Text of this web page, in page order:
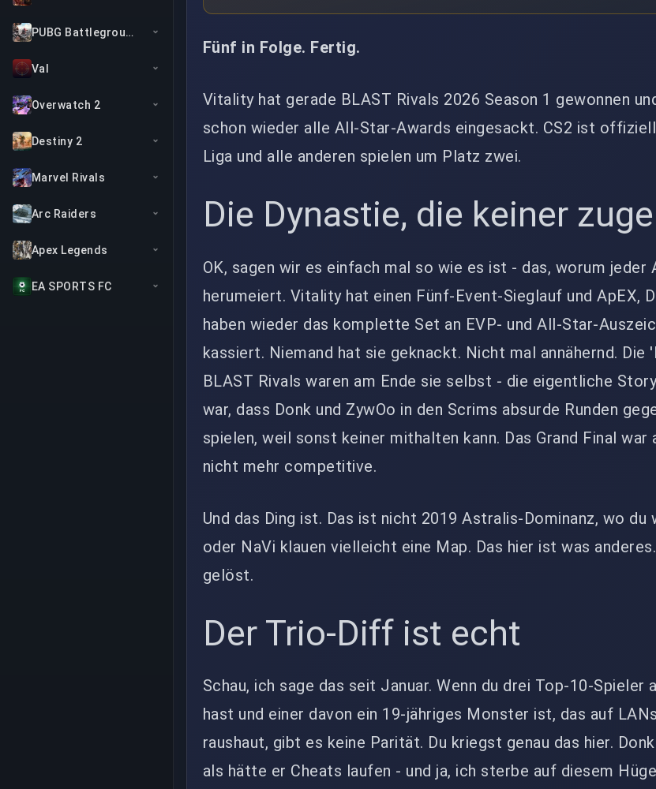
PUBG Battlegrounds
Val
Overwatch 2
Destiny 2
Marvel Rivals
Arc Raiders
Apex Legends
EA SPORTS FC
Fünf in Folge. Fertig.
Vitality hat gerade BLAST Rivals 2026 Season 1 gewonnen
schon wieder alle All-Star-Awards eingesackt. CS2 ist
Liga und alle anderen spielen um Platz zwei.
Die Dynastie, die keiner
OK, sagen wir es einfach mal so wie es ist - das, worum jeder
herumeiert. Vitality hat einen Fünf-Event-Sieglauf und ApEX,
haben wieder das komplette Set an EVP- und All-Star-
kassiert. Niemand hat sie geknackt. Nicht mal annähernd. Die
BLAST Rivals waren am Ende sie selbst - die eigentliche
war, dass Donk und ZywOo in den Scrims absurde Runden
spielen, weil sonst keiner mithalten kann. Das Grand Final war
nicht mehr competitive.
Und das Ding ist. Das ist nicht 2019 Astralis-Dominanz, wo du
oder NaVi klauen vielleicht eine Map. Das hier ist was
gelöst.
Der Trio-Diff ist echt
Schau, ich sage das seit Januar. Wenn du drei Top-10-Spieler
hast und einer davon ein 19-jähriges Monster ist, das auf
raushaut, gibt es keine Parität. Du kriegst genau das hier.
als hätte er Cheats laufen - und ja, ich sterbe auf diesem